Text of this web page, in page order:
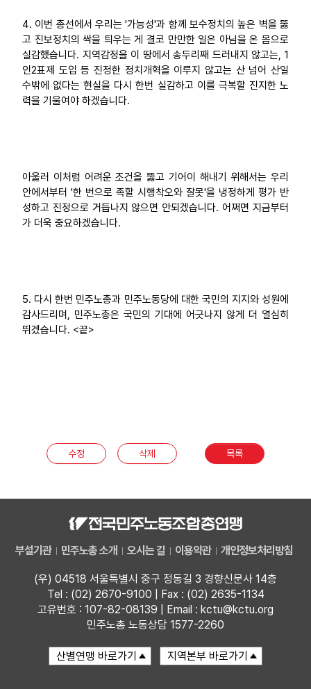
4. 이번 총선에서 우리는 '가능성'과 함께 보수정치의 높은 벽을 뚫
고 진보정치의 싹을 틔우는 게 결코 만만한 일은 아님을 온 몸으로
실감했습니다. 지역감정을 이 땅에서 송두리째 드러내지 않고는, 1
인2표제 도입 등 진정한 정치개혁을 이루지 않고는 산 넘어 산일
수밖에 없다는 현실을 다시 한번 실감하고 이를 극복할 진지한 노
력을 기울여야 하겠습니다.
아울러 이처럼 어려운 조건을 뚫고 기어이 해내기 위해서는 우리
안에서부터 '한 번으로 족할 시행착오와 잘못'을 냉정하게 평가 반
성하고 진정으로 거듭나지 않으면 안되겠습니다. 어쩌면 지금부터
가 더욱 중요하겠습니다.
5. 다시 한번 민주노총과 민주노동당에 대한 국민의 지지와 성원에
감사드리며, 민주노총은 국민의 기대에 어긋나지 않게 더 열심히
뛰겠습니다. <끝>
수정 삭제 목록
부설기관 민주노총 소개 오시는 길 이용약관 개인정보처리방침
(우) 04518 서울특별시 중구 정동길 3 경향신문사 14층
Tel : (02) 2670-9100 | Fax : (02) 2635-1134
고유번호 : 107-82-08139 | Email : kctu@kctu.org
민주노총 노동상담 1577-2260